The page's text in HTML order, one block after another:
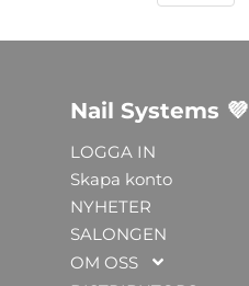
Nail Systems 💜
LOGGA IN
Skapa konto
NYHETER
SALONGEN
OM OSS